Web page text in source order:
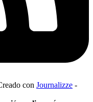
con Journalizze -